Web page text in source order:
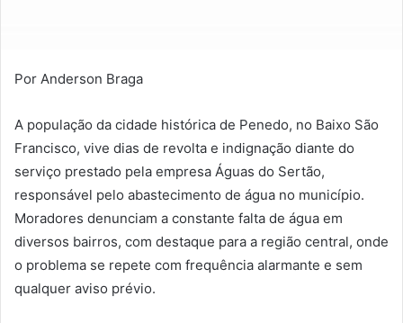
Por Anderson Braga
A população da cidade histórica de Penedo, no Baixo São
Francisco, vive dias de revolta e indignação diante do
serviço prestado pela empresa Águas do Sertão,
responsável pelo abastecimento de água no município.
Moradores denunciam a constante falta de água em
diversos bairros, com destaque para a região central, onde
o problema se repete com frequência alarmante e sem
qualquer aviso prévio.